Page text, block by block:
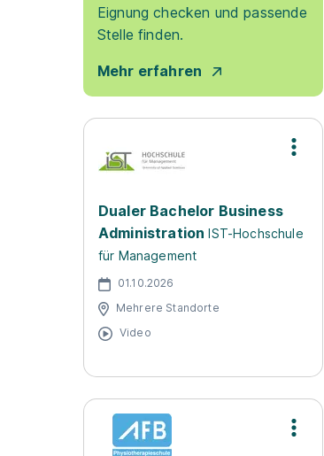
Eignung checken und passende
Stelle finden.
Mehr erfahren
Dualer Bachelor Business
Administration IST-Hochschule
für Management
01.10.2026
Mehrere Standorte
Video